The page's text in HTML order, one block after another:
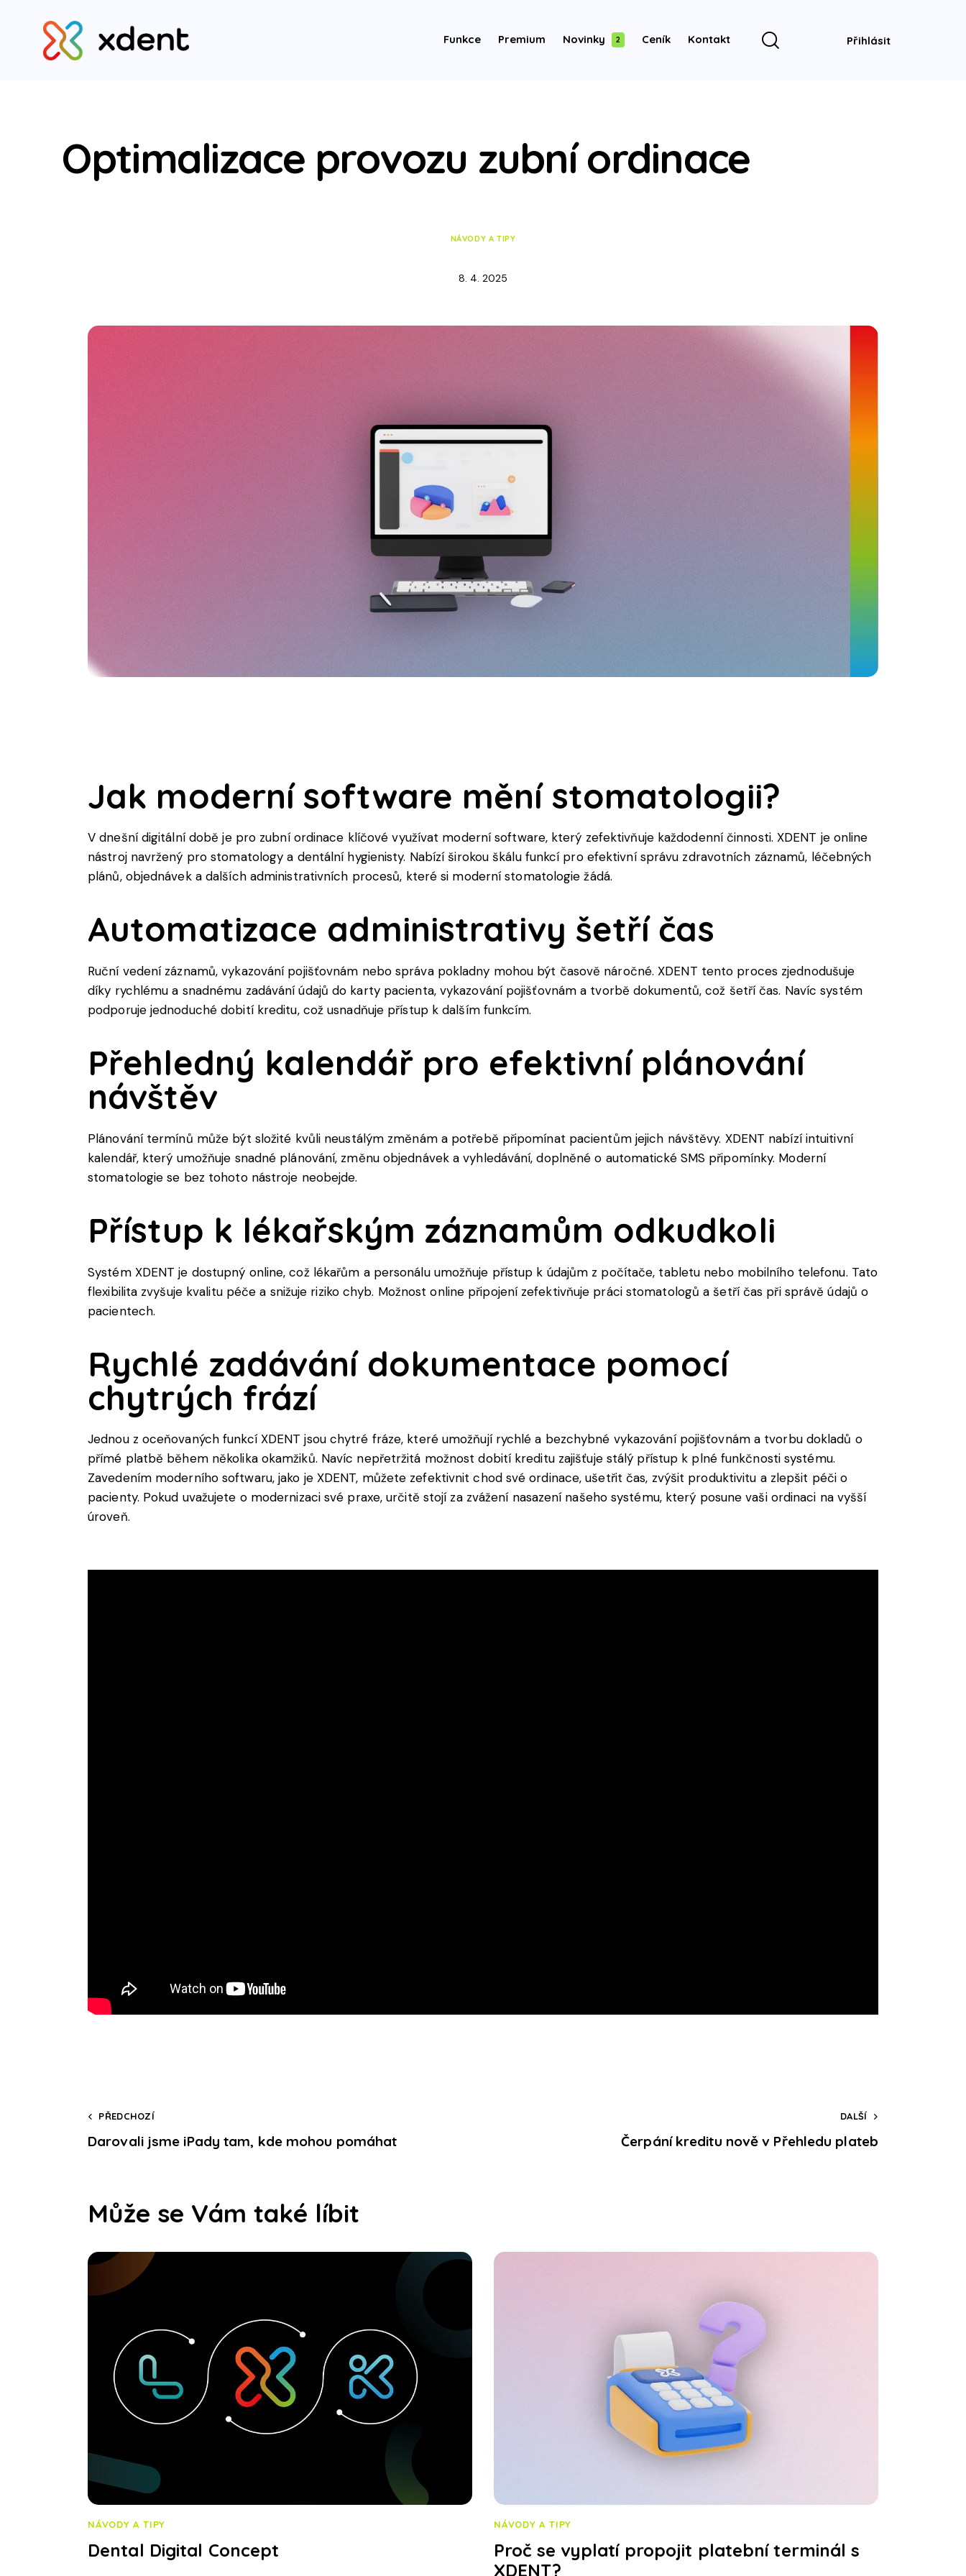
Funkce Premium 2
Novinky Ceník Kontakt Přihlásit
Optimalizace provozu zubní ordinace
NÁVODY A TIPY
8. 4. 2025
Jak moderní software mění stomatologii?
V dnešní digitální době je pro zubní ordinace klíčové využívat moderní software, který zefektivňuje každodenní činnosti. XDENT je online
nástroj navržený pro stomatology a dentální hygienisty. Nabízí širokou škálu funkcí pro efektivní správu zdravotních záznamů, léčebných
plánů, objednávek a dalších administrativních procesů, které si moderní stomatologie žádá.
Automatizace administrativy šetří čas
Ruční vedení záznamů, vykazování pojišťovnám nebo správa pokladny mohou být časově náročné. XDENT tento proces zjednodušuje
díky rychlému a snadnému zadávání údajů do karty pacienta, vykazování pojišťovnám a tvorbě dokumentů, což šetří čas. Navíc systém
podporuje jednoduché dobití kreditu, což usnadňuje přístup k dalším funkcím.
Přehledný kalendář pro efektivní plánování
návštěv
Plánování termínů může být složité kvůli neustálým změnám a potřebě připomínat pacientům jejich návštěvy. XDENT nabízí intuitivní
kalendář, který umožňuje snadné plánování, změnu objednávek a vyhledávání, doplněné o automatické SMS připomínky. Moderní
stomatologie se bez tohoto nástroje neobejde.
Přístup k lékařským záznamům odkudkoli
Systém XDENT je dostupný online, což lékařům a personálu umožňuje přístup k údajům z počítače, tabletu nebo mobilního telefonu. Tato
flexibilita zvyšuje kvalitu péče a snižuje riziko chyb. Možnost online připojení zefektivňuje práci stomatologů a šetří čas při správě údajů o
pacientech.
Rychlé zadávání dokumentace pomocí
chytrých frází
Jednou z oceňovaných funkcí XDENT jsou chytré fráze, které umožňují rychlé a bezchybné vykazování pojišťovnám a tvorbu dokladů o
přímé platbě během několika okamžiků. Navíc nepřetržitá možnost dobití kreditu zajišťuje stálý přístup k plné funkčnosti systému.
Zavedením moderního softwaru, jako je XDENT, můžete zefektivnit chod své ordinace, ušetřit čas, zvýšit produktivitu a zlepšit péči o
pacienty. Pokud uvažujete o modernizaci své praxe, určitě stojí za zvážení nasazení našeho systému, který posune vaši ordinaci na vyšší
úroveň.
PŘEDCHOZÍ
Darovali jsme iPady tam, kde mohou pomáhat
DALŠÍ
Čerpání kreditu nově v Přehledu plateb
Může se Vám také líbit
NÁVODY A TIPY
Dental Digital Concept
NÁVODY A TIPY
Proč se vyplatí propojit platební terminál s
XDENT?